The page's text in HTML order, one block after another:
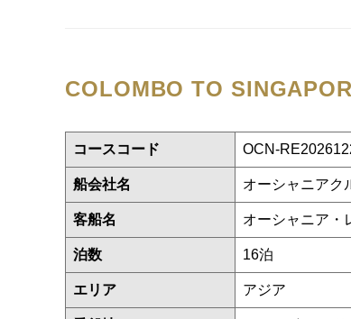
COLOMBO TO
コースコード OCN-
船会社名 オーシャニアク
客船名 オーシャニア・
泊数 16泊
エリア アジア